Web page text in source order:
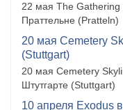
22 мая The Gathering
Праттельне (Pratteln)
20 мая Cemetery
(Stuttgart)
20 мая Cemetery
Штутгарте (Stuttgart)
10 апреля Exodus